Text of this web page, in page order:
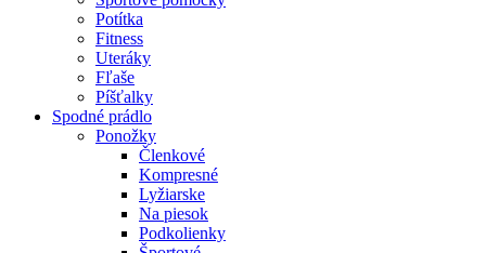
Potítka
Fitness
Uteráky
Fľaše
Píšťalky
Spodné prádlo
Ponožky
Členkové
Kompresné
Lyžiarske
Na piesok
Podkolienky